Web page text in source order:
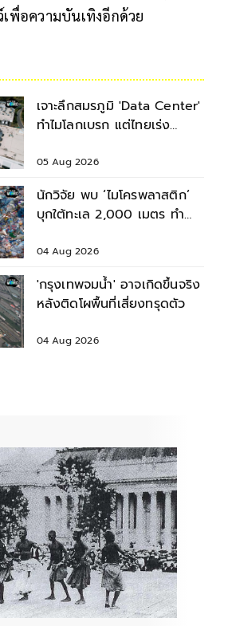
พื่อความบันเทิงอีกด้วย
เจาะลึกสมรภูมิ 'Data Center'
ทำไมโลกเบรก แต่ไทยเร่ง
05 Aug 2026
นักวิจัย พบ ‘ไมโครพลาสติก’
บุกใต้ทะเล 2,000 เมตร ทำ
04 Aug 2026
'กรุงเทพจมน้ำ' อาจเกิดขึ้นจริง
หลังติดโผพื้นที่เสี่ยงทรุดตัว
04 Aug 2026